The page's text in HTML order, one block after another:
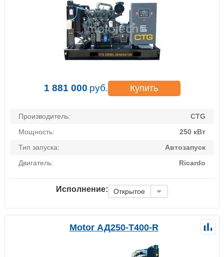
1 881 000 руб. Купить
Производитель:
CTG
Мощность:
250 кВт
Тип запуска:
Автозапуск
Двигатель:
Ricardo
Исполнение: Открытое
Motor АД250-Т400-R